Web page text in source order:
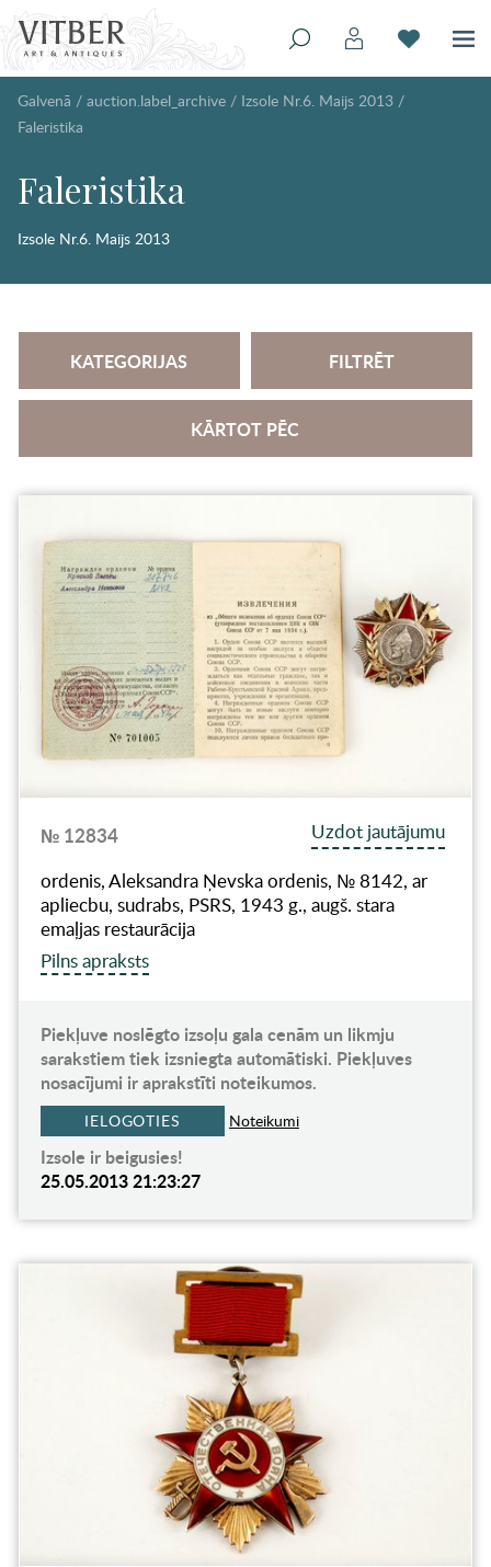
Galvenā / auction.label_archive / Izsole Nr.6. Maijs 2013 /
Faleristika
Faleristika
Izsole Nr.6. Maijs 2013
KATEGORIJAS FILTRĒT
KĀRTOT PĒC
№ 12834
Uzdot jautājumu
ordenis, Aleksandra Ņevska ordenis, № 8142, ar
apliecbu, sudrabs, PSRS, 1943 g., augš. stara
emaļjas restaurācija
Pilns apraksts
Piekļuve noslēgto izsoļu gala cenām un likmju
sarakstiem tiek izsniegta automātiski. Piekļuves
nosacījumi ir aprakstīti noteikumos.
IELOGOTIES Noteikumi
Izsole ir beigusies!
25.05.2013 21:23:27